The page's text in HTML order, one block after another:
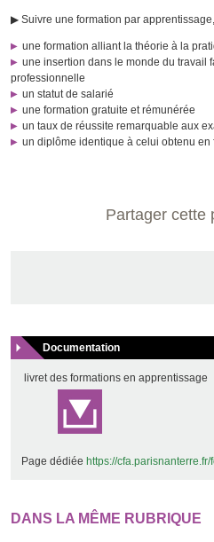
▶ Suivre une formation par apprentissage,
une formation alliant la théorie à la
une insertion dans le monde du travail
professionnelle
un statut de salarié
une formation gratuite et rémunérée
un taux de réussite remarquable aux
un diplôme identique à celui obtenu
Partager cette
Documentation
livret des formations en apprentissage
Page dédiée https://
DANS LA MÊME RUBRIQUE